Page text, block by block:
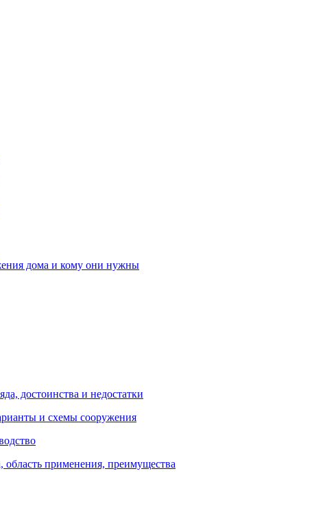
дома и кому они нужны
достоинства и недостатки
и схемы сооружения
применения, преимущества